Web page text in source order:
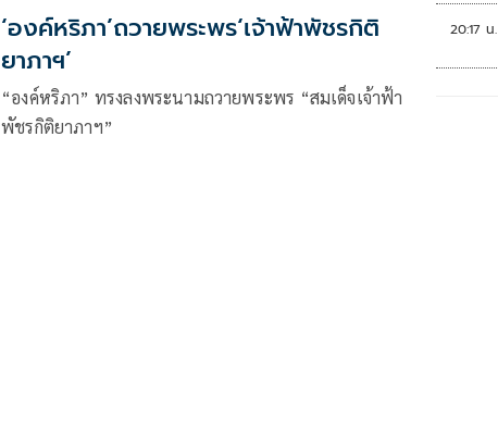
‘องค์หริภา’ถวายพระพร‘เจ้าฟ้าพัชรกิติ
ยาภาฯ’
“องค์หริภา” ทรงลงพระนามถวายพระพร “สมเด็จเจ้าฟ้า
พัชรกิติยาภาฯ”
20:17 น.